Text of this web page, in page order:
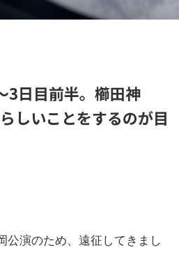
3日目前半。櫛田神
しいことをするのが目
公演のため、遠征してきまし